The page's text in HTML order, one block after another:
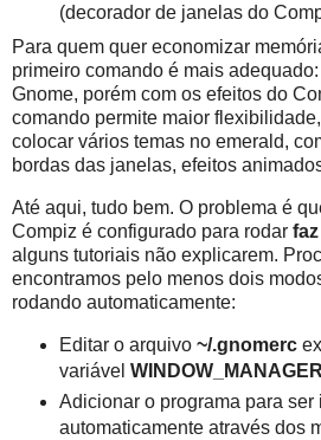
(decorador de janelas do
Para quem quer economizar
primeiro comando é mais
Gnome, porém com os efeitos do
comando permite maior
colocar vários temas no emerald,
bordas das janelas, efeitos
Até aqui, tudo bem. O problema é
Compiz é configurado para rodar faz
alguns tutoriais não explicarem.
encontramos pelo menos dois
rodando automaticamente:
Editar o arquivo ~/.gnomerc
variável WINDOW_MANAGER
Adicionar o programa para ser
automaticamente através dos